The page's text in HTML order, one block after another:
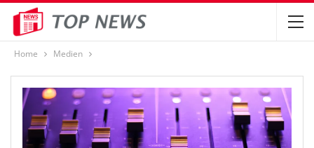
Home Medien